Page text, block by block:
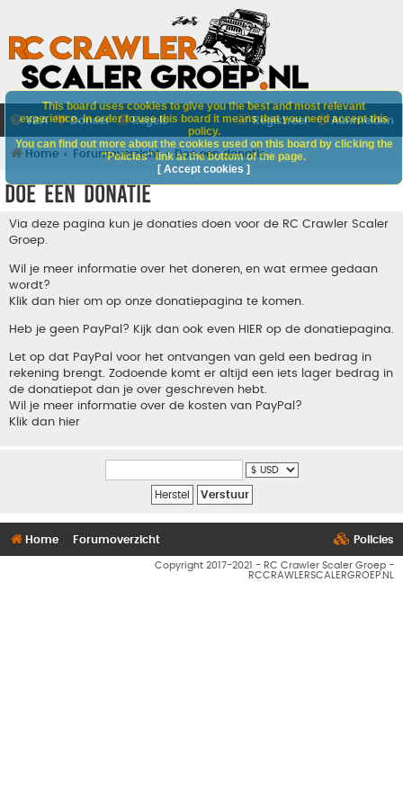
V&A Doneer Regels Aanmelden
Registreer
Home Forumoverzicht Doe een donatie
Doe een donatie
Via deze pagina kun je donaties doen voor de RC Crawler Scaler
Groep.
Wil je meer informatie over het doneren, en wat ermee gedaan
wordt?
Klik dan hier om op onze donatiepagina te komen.
Heb je geen PayPal? Kijk dan ook even HIER op de donatiepagina.
Let op dat PayPal voor het ontvangen van geld een bedrag in
rekening brengt. Zodoende komt er altijd een iets lager bedrag in
de donatiepot dan je over geschreven hebt.
Wil je meer informatie over de kosten van PayPal?
Klik dan hier
This board uses cookies to give you the best and most relevant
experience. In order to use this board it means that you need accept this
policy.
You can find out more about the cookies used on this board by clicking the
"Policies" link at the bottom of the page.
[ Accept cookies ]
Home Forumoverzicht Policies
Copyright 2017-2021 - RC Crawler Scaler Groep -
RCCRAWLERSCALERGROEP.NL